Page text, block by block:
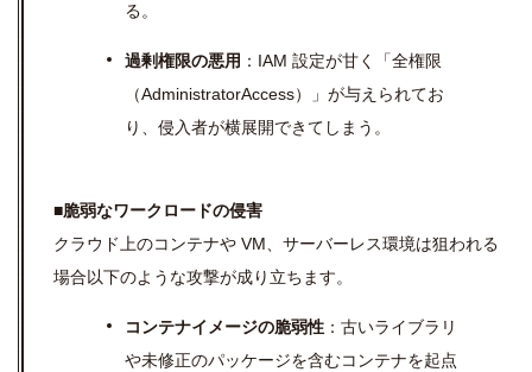
る。
過剰権限の悪用 ：IAM 設定が甘く「全権限
（AdministratorAccess）」が与えられてお
り、侵入者が横展開できてしまう。
■脆弱なワークロードの侵害
クラウド上のコンテナや VM、サーバーレス環境は狙われる
場合以下のような攻撃が成り立ちます。
コンテナイメージの脆弱性 ：古いライブラリ
や未修正のパッケージを含むコンテナを起点